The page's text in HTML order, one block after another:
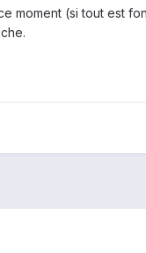
moment (si tout est